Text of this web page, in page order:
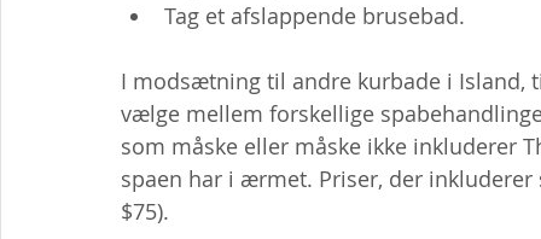
Tag et afslappende brusebad.
I modsætning til andre kurbade i Island,
vælge mellem forskellige
som måske eller måske ikke inkluderer
spaen har i ærmet. Priser, der
$75).